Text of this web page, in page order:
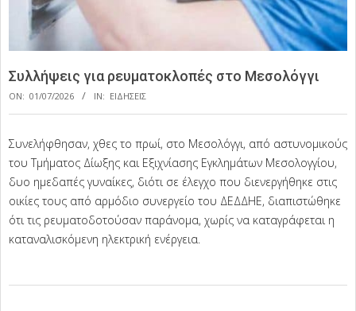
Συλλήψεις για ρευματοκλοπές στο Μεσολόγγι
ON: 01/07/2026 IN: ΕΙΔΗΣΕΙΣ
Συνελήφθησαν, χθες το πρωί, στο Μεσολόγγι, από αστυνομικούς
του Τμήματος Δίωξης και Εξιχνίασης Εγκλημάτων Μεσολογγίου,
δυο ημεδαπές γυναίκες, διότι σε έλεγχο που διενεργήθηκε στις
οικίες τους από αρμόδιο συνεργείο του ΔΕΔΔΗΕ, διαπιστώθηκε
ότι τις ρευματοδοτούσαν παράνομα, χωρίς να καταγράφεται η
καταναλισκόμενη ηλεκτρική ενέργεια.